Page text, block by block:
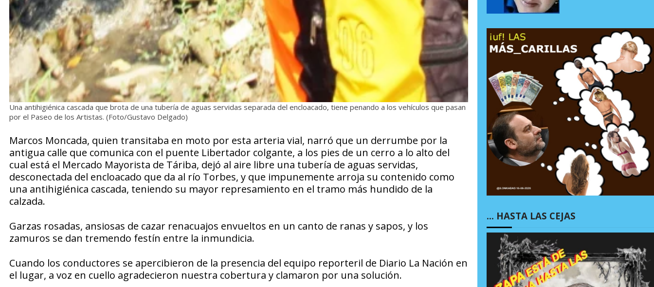
Una antihigiénica cascada que brota de una tubería de aguas servidas separada del encloacado, tiene penando a los vehículos que pasan
por el Paseo de los Artistas. (Foto/Gustavo Delgado)
Marcos Moncada, quien transitaba en moto por esta arteria vial, narró que un derrumbe por la
antigua calle que comunica con el puente Libertador colgante, a los pies de un cerro a lo alto del
cual está el Mercado Mayorista de Táriba, dejó al aire libre una tubería de aguas servidas,
desconectada del encloacado que da al río Torbes, y que impunemente arroja su contenido como
una antihigiénica cascada, teniendo su mayor represamiento en el tramo más hundido de la
calzada.
Garzas rosadas, ansiosas de cazar renacuajos envueltos en un canto de ranas y sapos, y los
zamuros se dan tremendo festín entre la inmundicia.
Cuando los conductores se apercibieron de la presencia del equipo reporteril de Diario La Nación en
el lugar, a voz en cuello agradecieron nuestra cobertura y clamaron por una solución.
… HASTA LAS CEJAS